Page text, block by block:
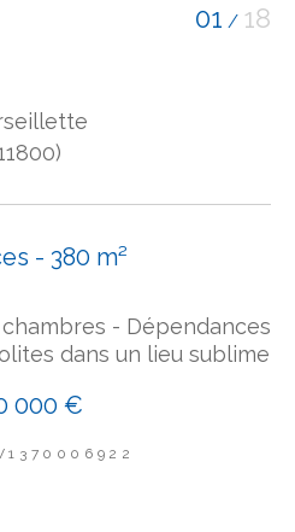
01 / 18
- 380 m²
- Dépendances
dans un lieu sublime
000 €